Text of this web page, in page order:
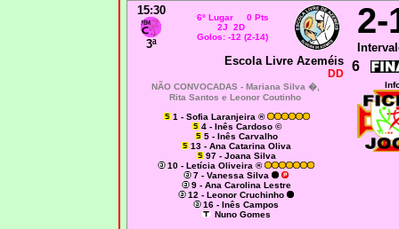
15:30
3ª
6º Lugar 0 Pts
2J 2D
Golos: -12 (2-14)
2-
Escola Livre Azeméis
DD 6
NÃO CONVOCADAS - Mariana Silva �,
Rita Santos e Leonor Coutinho
1 - Sofia Laranjeira ®
4 - Inês Cardoso ©
5 - Inês Carvalho
13 - Ana Catarina Oliva
97 - Joana Silva
10 - Letícia Oliveira ®
7 - Vanessa Silva
9 - Ana Carolina Lestre
12 - Leonor Cruchinho
16 - Inês Campos
Nuno Gomes